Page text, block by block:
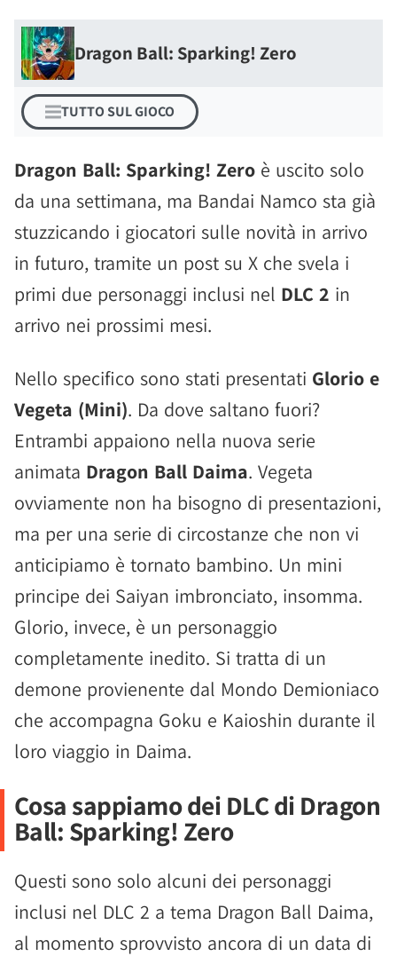
Dragon Ball: Sparking! Zero
TUTTO SUL GIOCO
Dragon Ball: Sparking! Zero è uscito solo
da una settimana, ma Bandai Namco sta già
stuzzicando i giocatori sulle novità in arrivo
in futuro, tramite un post su X che svela i
primi due personaggi inclusi nel DLC 2 in
arrivo nei prossimi mesi.
Nello specifico sono stati presentati Glorio e
Vegeta (Mini). Da dove saltano fuori?
Entrambi appaiono nella nuova serie
animata Dragon Ball Daima. Vegeta
ovviamente non ha bisogno di presentazioni,
ma per una serie di circostanze che non vi
anticipiamo è tornato bambino. Un mini
principe dei Saiyan imbronciato, insomma.
Glorio, invece, è un personaggio
completamente inedito. Si tratta di un
demone provienente dal Mondo Demioniaco
che accompagna Goku e Kaioshin durante il
loro viaggio in Daima.
Cosa sappiamo dei DLC di Dragon
Ball: Sparking! Zero
Questi sono solo alcuni dei personaggi
inclusi nel DLC 2 a tema Dragon Ball Daima,
al momento sprovvisto ancora di un data di